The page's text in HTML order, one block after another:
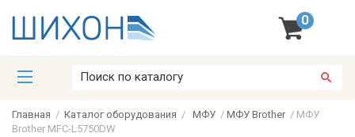
0
Главная / Каталог оборудования / МФУ / МФУ Brother/ МФУ
Brother MFC-L5750DW